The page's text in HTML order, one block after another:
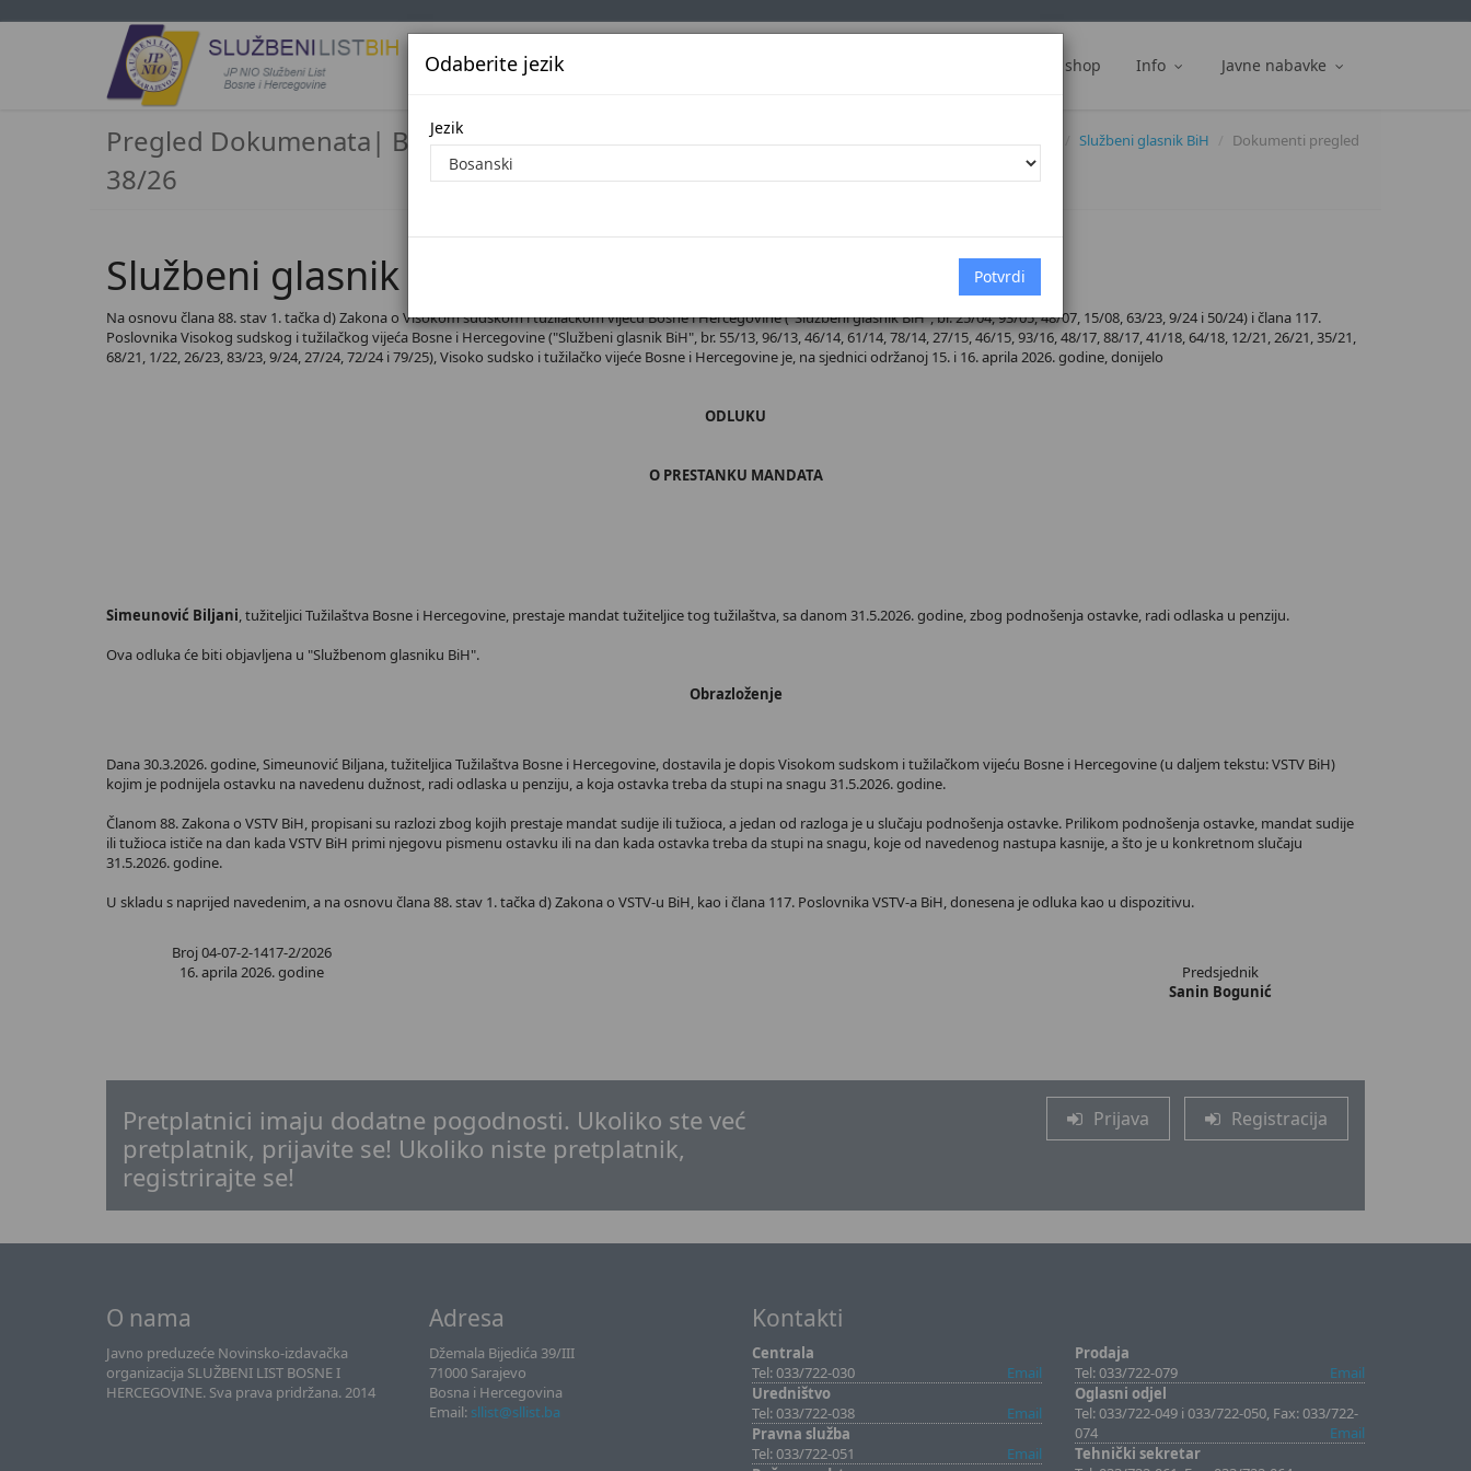
Jezik Službena glasila Web shop Info Javne nabavke
Odaberite jezik
Jezik
Pregled Dokumenata| Broj
38/26
Početna Dokumenti Službeni glasnik BiH Dokumenti pregled
Službeni glasnik BiH, broj 38/26
Na osnovu člana 88. stav 1. tačka d) Zakona o Visokom sudskom i tužilačkom vijeću Bosne i Hercegovine ("Službeni glasnik BiH", br. 25/04, 93/05, 48/07, 15/08, 63/23, 9/24 i 50/24) i člana 117.
Poslovnika Visokog sudskog i tužilačkog vijeća Bosne i Hercegovine ("Službeni glasnik BiH", br. 55/13, 96/13, 46/14, 61/14, 78/14, 27/15, 46/15, 93/16, 48/17, 88/17, 41/18, 64/18, 12/21, 26/21, 35/21,
68/21, 1/22, 26/23, 83/23, 9/24, 27/24, 72/24 i 79/25), Visoko sudsko i tužilačko vijeće Bosne i Hercegovine je, na sjednici održanoj 15. i 16. aprila 2026. godine, donijelo
ODLUKU
O PRESTANKU MANDATA
Simeunović Biljani, tužiteljici Tužilaštva Bosne i Hercegovine, prestaje mandat tužiteljice tog tužilaštva, sa danom 31.5.2026. godine, zbog podnošenja ostavke, radi odlaska u penziju.
Ova odluka će biti objavljena u "Službenom glasniku BiH".
Obrazloženje
Dana 30.3.2026. godine, Simeunović Biljana, tužiteljica Tužilaštva Bosne i Hercegovine, dostavila je dopis Visokom sudskom i tužilačkom vijeću Bosne i Hercegovine (u daljem tekstu: VSTV BiH)
kojim je podnijela ostavku na navedenu dužnost, radi odlaska u penziju, a koja ostavka treba da stupi na snagu 31.5.2026. godine.
Članom 88. Zakona o VSTV BiH, propisani su razlozi zbog kojih prestaje mandat sudije ili tužioca, a jedan od razloga je u slučaju podnošenja ostavke. Prilikom podnošenja ostavke, mandat sudije
ili tužioca ističe na dan kada VSTV BiH primi njegovu pismenu ostavku ili na dan kada ostavka treba da stupi na snagu, koje od navedenog nastupa kasnije, a što je u konkretnom slučaju
31.5.2026. godine.
U skladu s naprijed navedenim, a na osnovu člana 88. stav 1. tačka d) Zakona o VSTV-u BiH, kao i člana 117. Poslovnika VSTV-a BiH, donesena je odluka kao u dispozitivu.
Broj 04-07-2-1417-2/2026
16. aprila 2026. godine
Predsjednik
Sanin Bogunić
Pretplatnici imaju dodatne pogodnosti. Ukoliko ste već
pretplatnik, prijavite se! Ukoliko niste pretplatnik,
registrirajte se!
Prijava Registracija
O nama
Javno preduzeće Novinsko-izdavačka
organizacija SLUŽBENI LIST BOSNE I
HERCEGOVINE. Sva prava pridržana. 2014
Adresa
Džemala Bijedića 39/III
71000 Sarajevo
Bosna i Hercegovina
Email: sllist@sllist.ba
Kontakti
Centrala
Tel: 033/722-030
Email
Uredništvo
Tel: 033/722-038
Email
Pravna služba
Tel: 033/722-051
Email
Prodaja
Tel: 033/722-079
Email
Oglasni odjel
Tel: 033/722-049 i 033/722-050, Fax: 033/722-
074
Email
Tehnički sekretar